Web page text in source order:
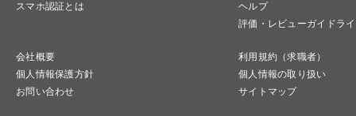
スマホ認証とは
ヘルプ
評価・レビューガイドラ
会社概要
利用規約（求職者）
個人情報保護方針
個人情報の取り扱い
お問い合わせ
サイトマップ